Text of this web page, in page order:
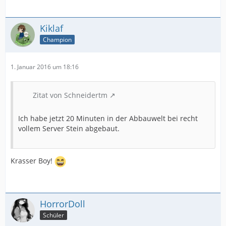
Kiklaf
Champion
1. Januar 2016 um 18:16
Zitat von Schneidertm
Ich habe jetzt 20 Minuten in der Abbauwelt bei recht
vollem Server Stein abgebaut.
Krasser Boy!
HorrorDoll
Schüler